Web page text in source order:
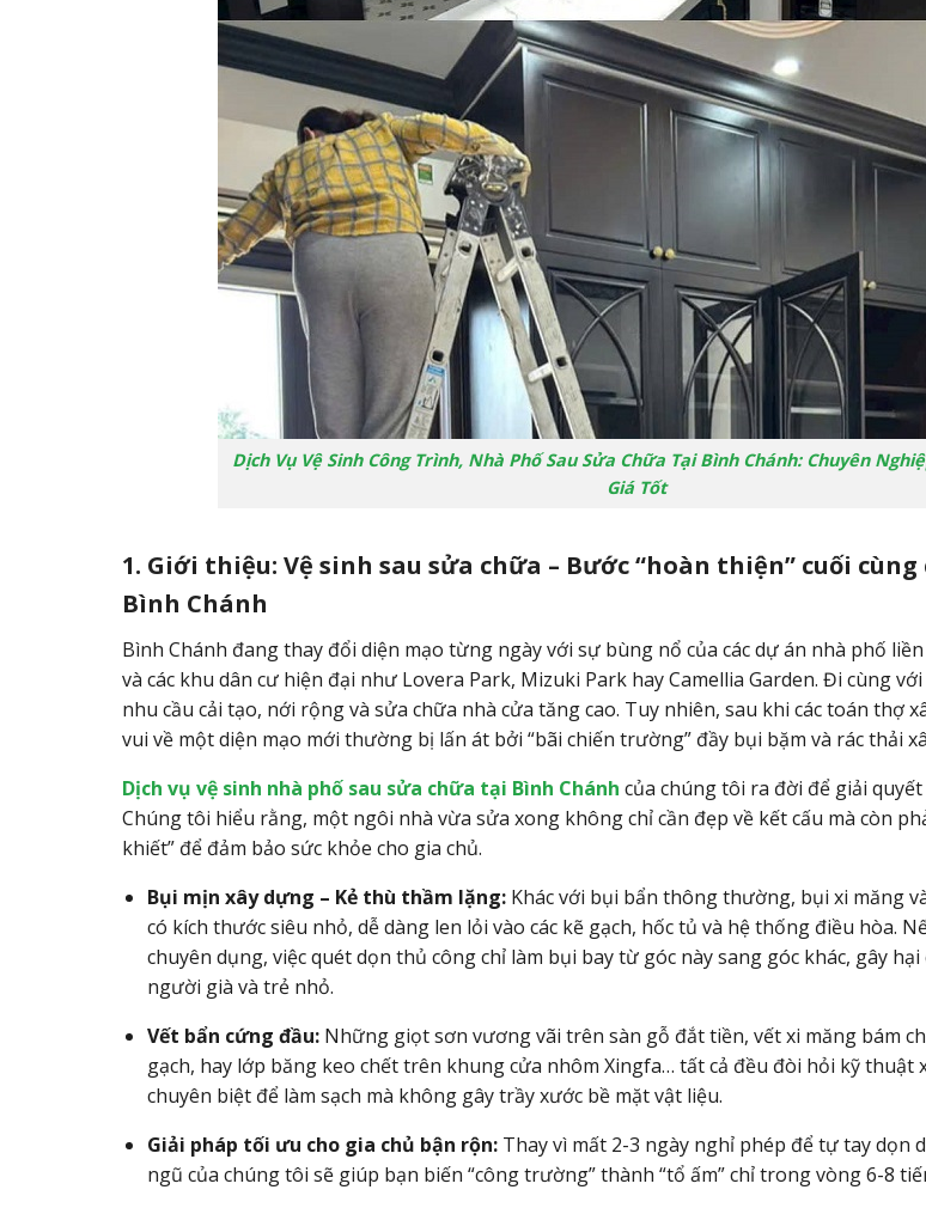
Dịch Vụ Vệ Sinh Công Trình, Nhà Phố Sau Sửa Chữa Tại Bình Chánh: Chuyên
Giá Tốt
1. Giới thiệu: Vệ sinh sau sửa chữa – Bước “hoàn thiện” cuối
Bình Chánh
Bình Chánh đang thay đổi diện mạo từng ngày với sự bùng nổ của các dự án nhà phố
và các khu dân cư hiện đại như Lovera Park, Mizuki Park hay Camellia Garden. Đi cùng
nhu cầu cải tạo, nới rộng và sửa chữa nhà cửa tăng cao. Tuy nhiên, sau khi các toán thợ
vui về một diện mạo mới thường bị lấn át bởi “bãi chiến trường” đầy bụi bặm và rác thải
Dịch vụ vệ sinh nhà phố sau sửa chữa tại Bình Chánh của chúng tôi ra đời để giải
Chúng tôi hiểu rằng, một ngôi nhà vừa sửa xong không chỉ cần đẹp về kết cấu mà còn
khiết” để đảm bảo sức khỏe cho gia chủ.
Bụi mịn xây dựng – Kẻ thù thầm lặng:Khác với bụi bẩn thông thường, bụi xi măng
có kích thước siêu nhỏ, dễ dàng len lỏi vào các kẽ gạch, hốc tủ và hệ thống điều hòa.
chuyên dụng, việc quét dọn thủ công chỉ làm bụi bay từ góc này sang góc khác, gây
người già và trẻ nhỏ.
Vết bẩn cứng đầu:Những giọt sơn vương vãi trên sàn gỗ đắt tiền, vết xi măng bám
gạch, hay lớp băng keo chết trên khung cửa nhôm Xingfa… tất cả đều đòi hỏi kỹ thuật
chuyên biệt để làm sạch mà không gây trầy xước bề mặt vật liệu.
Giải pháp tối ưu cho gia chủ bận rộn:Thay vì mất 2-3 ngày nghỉ phép để tự tay dọn
ngũ của chúng tôi sẽ giúp bạn biến “công trường” thành “tổ ấm” chỉ trong vòng 6-8